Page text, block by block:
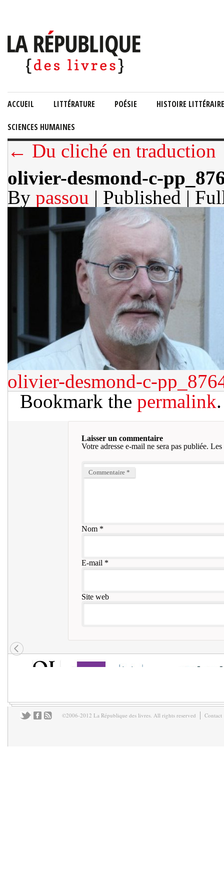
ACCUEIL LITTÉRATURE POÉSIE HISTOIRE LITTÉRAIRE
SCIENCES HUMAINES
← Du cliché en traduction
olivier-desmond-c-
By passou | Published |
olivier-desmond-c-
Bookmark the permalink.
Laisser un commentaire
Votre adresse e-mail ne sera pas publiée. Les
Commentaire *
Nom*
E-mail *
Site web
©2006-2012 La République des livres. All rights reserved Contact